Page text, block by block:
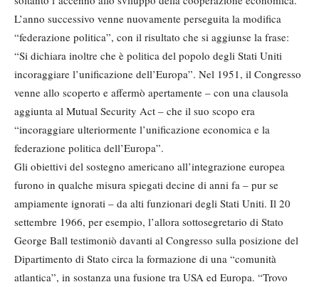
L’anno successivo venne nuovamente perseguita la modifica
“federazione politica”, con il risultato che si aggiunse la frase:
“Si dichiara inoltre che è politica del popolo degli Stati Uniti
incoraggiare l’unificazione dell’Europa”. Nel 1951, il Congresso
venne allo scoperto e affermò apertamente – con una clausola
aggiunta al Mutual Security Act – che il suo scopo era
“incoraggiare ulteriormente l’unificazione economica e la
federazione politica dell’Europa”.
Gli obiettivi del sostegno americano all’integrazione europea
furono in qualche misura spiegati decine di anni fa – pur se
ampiamente ignorati – da alti funzionari degli Stati Uniti. Il 20
settembre 1966, per esempio, l’allora sottosegretario di Stato
George Ball testimoniò davanti al Congresso sulla posizione del
Dipartimento di Stato circa la formazione di una “comunità
atlantica”, in sostanza una fusione tra USA ed Europa. “Trovo